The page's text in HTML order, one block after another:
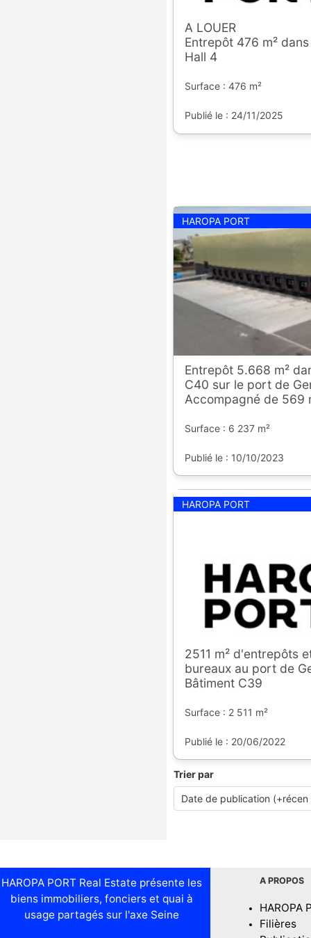
A LOUER
Entrepôt 476 m²
Hall 4
Surface : 476 m²
Publié le : 24/11/2025
HAROPA PORT
Entrepôt 5.668 m²
C40 sur le port de
Accompagné de 569
Surface : 6 237 m²
Publié le : 10/10/2023
HAROPA PORT
2511 m² d'entrepôts
bureaux au port de
Bâtiment C39
Surface : 2 511 m²
Publié le : 20/06/2022
Trier par
HAROPA PORT Real Estate présente les
biens immobiliers, fonciers et quai à
usage partagés sur l'axe Seine
A PROPOS
HAROPA
Filières